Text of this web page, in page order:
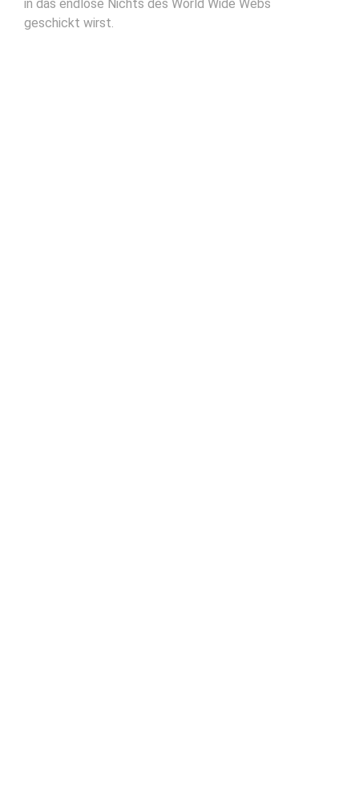
in das endlose Nichts des World Wide Webs
geschickt wirst.